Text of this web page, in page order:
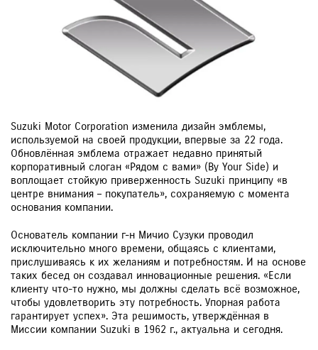
ЗАКАЗАТЬ ЗВОНОК
Suzuki Motor Corporation изменила дизайн эмблемы,
используемой на своей продукции, впервые за 22 года.
Обновлённая эмблема отражает недавно принятый
корпоративный слоган «Рядом с вами» (By Your Side) и
воплощает стойкую приверженность Suzuki принципу «в
центре внимания – покупатель», сохраняемую с момента
основания компании.
Основатель компании г-н Мичио Сузуки проводил
исключительно много времени, общаясь с клиентами,
прислушиваясь к их желаниям и потребностям. И на основе
таких бесед он создавал инновационные решения. «Если
клиенту что-то нужно, мы должны сделать всё возможное,
чтобы удовлетворить эту потребность. Упорная работа
гарантирует успех». Эта решимость, утверждённая в
Миссии компании Suzuki в 1962 г., актуальна и сегодня.